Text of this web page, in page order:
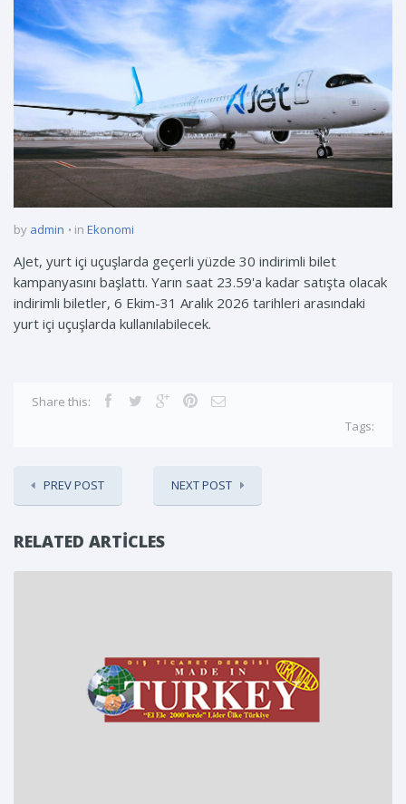
by admin in Ekonomi
AJet, yurt içi uçuşlarda geçerli yüzde 30 indirimli bilet
kampanyasını başlattı. Yarın saat 23.59'a kadar satışta olacak
indirimli biletler, 6 Ekim-31 Aralık 2026 tarihleri arasındaki
yurt içi uçuşlarda kullanılabilecek.
Share this:
Tags:
PREV POST NEXT POST
RELATED ARTICLES